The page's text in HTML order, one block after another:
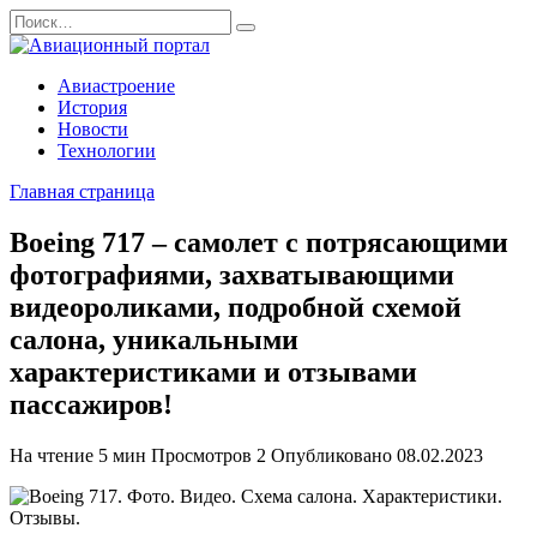
Перейти
к
содержанию
Search
for:
Авиастроение
История
Новости
Технологии
Главная страница
Boeing 717 – самолет с потрясающими
фотографиями, захватывающими
видеороликами, подробной схемой
салона, уникальными
характеристиками и отзывами
пассажиров!
На чтение 5 мин Просмотров 2 Опубликовано 08.02.2023